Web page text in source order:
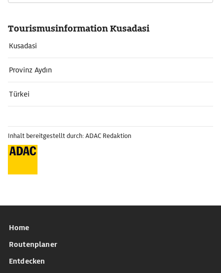
Tourismusinformation Kusadasi
Kusadasi
Provinz Aydın
Türkei
Inhalt bereitgestellt durch: ADAC Redaktion
Home
Routenplaner
Entdecken